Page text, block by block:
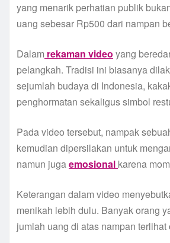
yang menarik perhatian publik
uang sebesar Rp500 dari nampan
Dalam rekaman video yang
pelangkah. Tradisi ini biasanya
sejumlah budaya di Indonesia,
penghormatan sekaligus simbol
Pada video tersebut, nampak
kemudian dipersilakan untuk
namun jugaemosional karena
Keterangan dalam video
menikah lebih dulu. Banyak orang
jumlah uang di atas nampan